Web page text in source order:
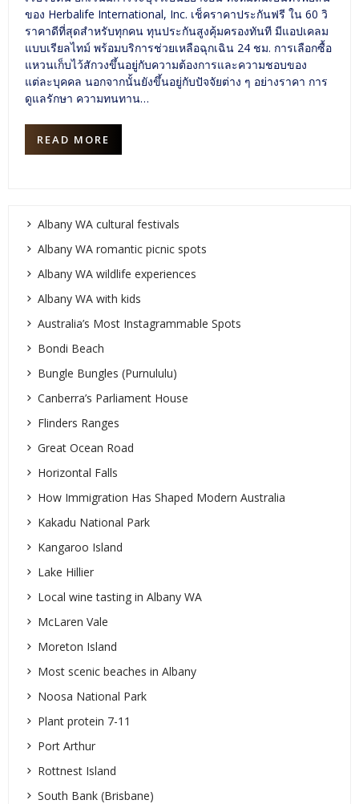
ของ Herbalife International, Inc. เช็คราคาประกันฟรี ใน 60 วิ
ราคาดีที่สุดสำหรับทุกคน ทุนประกันสูงคุ้มครองทันที มีแอปเคลม
แบบเรียลไทม์ พร้อมบริการช่วยเหลือฉุกเฉิน 24 ชม. การเลือกซื้อ
แหวนเก็บไว้สักวงขึ้นอยู่กับความต้องการและความชอบของ
แต่ละบุคคล นอกจากนั้นยังขึ้นอยู่กับปัจจัยต่าง ๆ อย่างราคา การ
ดูแลรักษา ความทนทาน…
READ MORE
Albany WA cultural festivals
Albany WA romantic picnic spots
Albany WA wildlife experiences
Albany WA with kids
Australia’s Most Instagrammable Spots
Bondi Beach
Bungle Bungles (Purnululu)
Canberra’s Parliament House
Flinders Ranges
Great Ocean Road
Horizontal Falls
How Immigration Has Shaped Modern Australia
Kakadu National Park
Kangaroo Island
Lake Hillier
Local wine tasting in Albany WA
McLaren Vale
Moreton Island
Most scenic beaches in Albany
Noosa National Park
Plant protein 7-11
Port Arthur
Rottnest Island
South Bank (Brisbane)